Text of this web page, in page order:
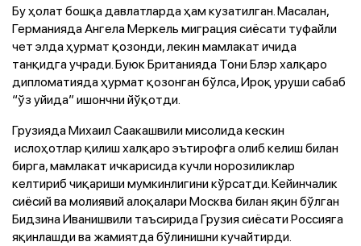
Бу ҳолат бошқа давлатларда ҳам кузатилган. Масалан,
Германияда Ангела Меркель миграция сиёсати туфайли
чет элда ҳурмат қозонди, лекин мамлакат ичида
танқидга учради. Буюк Британияда Тони Блэр халқаро
дипломатияда ҳурмат қозонган бўлса, Ироқ уруши сабаб
“ўз уйида” ишончни йўқотди.
Грузияда Михаил Саакашвили мисолида кескин
ислоҳотлар қилиш халқаро эътирофга олиб келиш билан
бирга, мамлакат ичкарисида кучли норозиликлар
келтириб чиқариши мумкинлигини кўрсатди. Кейинчалик
сиёсий ва молиявий алоқалари Москва билан яқин бўлган
Бидзина Иванишвили таъсирида Грузия сиёсати Россияга
яқинлашди ва жамиятда бўлинишни кучайтирди.